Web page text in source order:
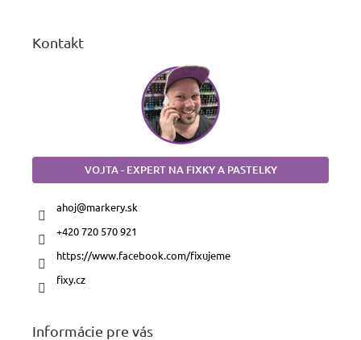
Kontakt
VOJTA - EXPERT NA FIXKY A PASTELKY
ahoj@markery.sk
+420 720 570 921
https://www.facebook.com/fixujeme
fixy.cz
Informácie pre vás